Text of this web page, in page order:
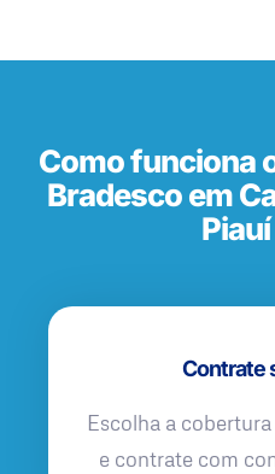
Como funciona
Bradesco em
Piauí
Contrate
Escolha a
e contrate com